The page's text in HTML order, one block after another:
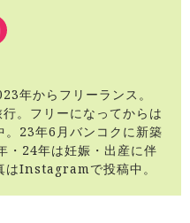
年からフリーランス。
。フリーになってからは
。23年6月バンコクに新築
・24年は妊娠・出産に伴
はInstagramで投稿中。